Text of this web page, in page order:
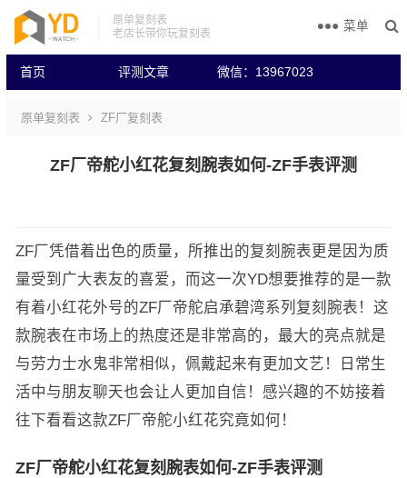
原单复刻表
老店长带你玩复刻表
首页 评测文章 微信：13967023
菜单
原单复刻表 ZF厂复刻表
ZF厂帝舵小红花复刻腕表如何-ZF手表评测
ZF厂凭借着出色的质量，所推出的复刻腕表更是因为质
量受到广大表友的喜爱，而这一次YD想要推荐的是一款
有着小红花外号的ZF厂帝舵启承碧湾系列复刻腕表！这
款腕表在市场上的热度还是非常高的，最大的亮点就是
与劳力士水鬼非常相似，佩戴起来有更加文艺！日常生
活中与朋友聊天也会让人更加自信！感兴趣的不妨接着
往下看看这款ZF厂帝舵小红花究竟如何！
ZF厂帝舵小红花复刻腕表如何-ZF手表评测